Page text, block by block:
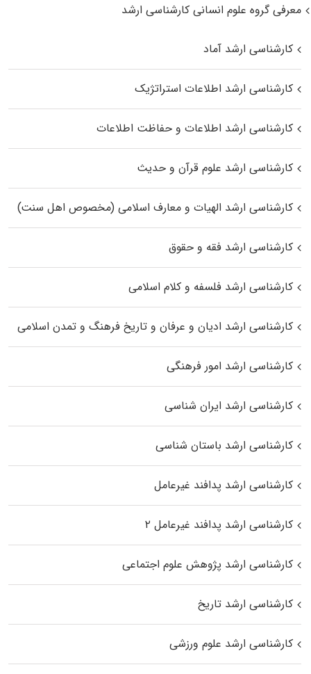
معرفی گروه علوم انسانی کارشناسی ارشد
کارشناسی ارشد آماد
کارشناسی ارشد اطلاعات استراتژیک
کارشناسی ارشد اطلاعات و حفاظت اطلاعات
کارشناسی ارشد علوم قرآن و حدیث
کارشناسی ارشد الهیات و معارف اسلامی (مخصوص اهل سنت)
کارشناسی ارشد فقه و حقوق
کارشناسی ارشد فلسفه و کلام اسلامی
کارشناسی ارشد ادیان و عرفان و تاریخ فرهنگ و تمدن اسلامی
کارشناسی ارشد امور فرهنگی
کارشناسی ارشد ایران شناسی
کارشناسی ارشد باستان شناسی
کارشناسی ارشد پدافند غیرعامل
کارشناسی ارشد پدافند غیرعامل ۲
کارشناسی ارشد پژوهش علوم اجتماعی
کارشناسی ارشد تاریخ
کارشناسی ارشد علوم ورزشی